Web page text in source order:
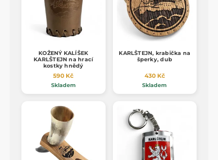
KOŽENÝ KALÍŠEK
KARLŠTEJN na hrací
kostky hnědý
590 Kč
Skladem
KARLŠTEJN, krabička na
šperky, dub
430 Kč
Skladem